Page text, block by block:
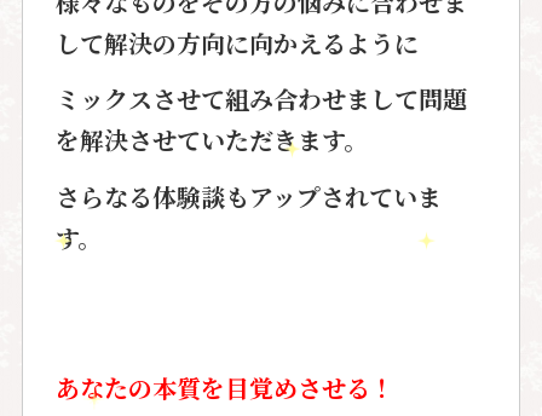
して解決の方向に向かえるように
ミックスさせて組み合わせまして問題
を解決させていただきます。
さらなる体験談もアップされていま
す。
あなたの本質を目覚めさせる！